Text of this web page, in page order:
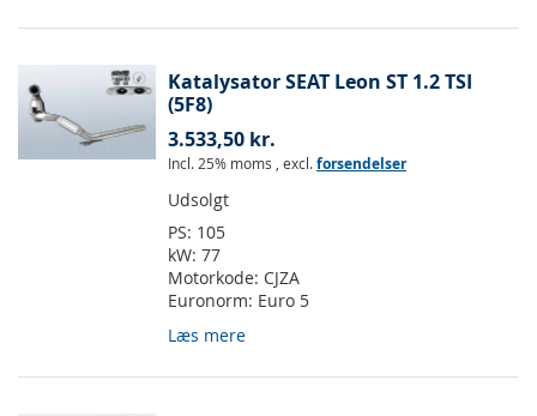
Katalysator SEAT Leon ST 1.2 TSI
(5F8)
3.533,50 kr.
Incl. 25% moms , excl.forsendelser
Udsolgt
PS: 105
kW: 77
Motorkode: CJZA
Euronorm: Euro 5
Læs mere